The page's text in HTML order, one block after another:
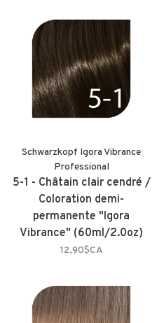
Schwarzkopf Igora Vibrance
Professional
5-1 - Châtain clair cendré /
Coloration demi-
permanente "Igora
Vibrance" (60ml/2.0oz)
12,90$CA